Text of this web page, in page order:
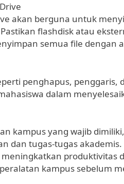
akan berguna untuk
flashdisk atau
semua file dengan
penghapus,
dalam
kampus yang wajib
dan tugas-tugas
produktivitas
kampus sebelum